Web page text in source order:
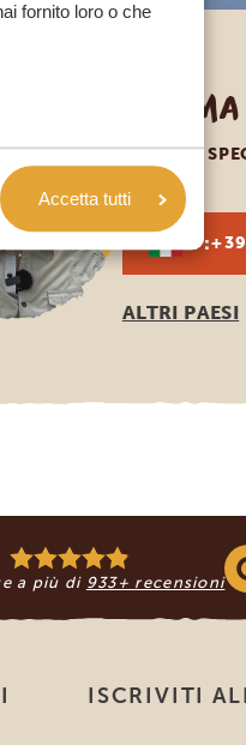
fornito loro o che
Accetta tutti
I NOSTRI
IT:
ALTRI PAESI
a più di 933+ recensioni
ISCRIVITI